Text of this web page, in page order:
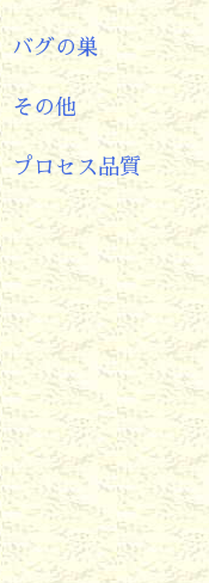
バグの巣
その他
プロセス品質